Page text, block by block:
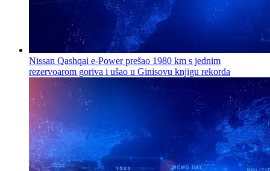
Nissan Qashqai e-Power prešao 1980 km s jednim
rezervoarom goriva i ušao u Ginisovu knjigu rekorda